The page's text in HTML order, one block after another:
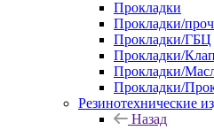
Прокладки
Прокладки/
Прокладки/ГБЦ
Прокладки/
Прокладки/
Прокладки/
Резинотехнические
Назад